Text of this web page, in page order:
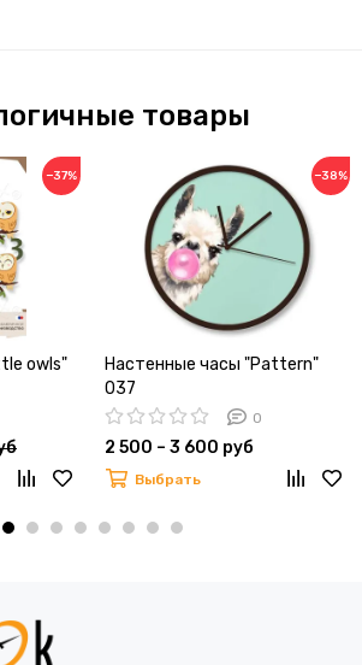
товары
−37%
owls"
−38%
Настенные часы "Pattern"
037
0
2 500 – 3 600 руб
Выбрать